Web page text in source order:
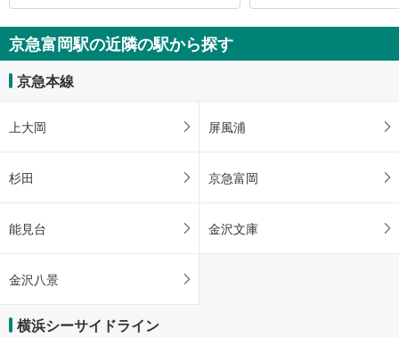
京急富岡駅の近隣の駅から探す
京急本線
上大岡 屏風浦
杉田 京急富岡
能見台 金沢文庫
金沢八景
横浜シーサイドライン